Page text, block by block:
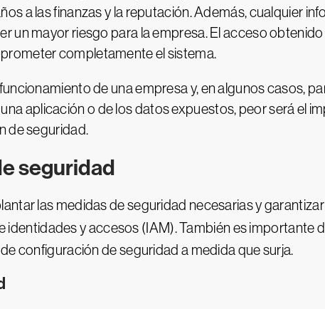
a las finanzas y la reputación. Además, cualquier
un mayor riesgo para la empresa. El acceso
completamente el sistema.
de una empresa y, en algunos casos,
aplicación o de los datos expuestos, peor será el
de seguridad.
seguridad
las medidas de seguridad necesarias y garantizar
identidades y accesos (IAM). También es importante
configuración de seguridad a medida que surja.